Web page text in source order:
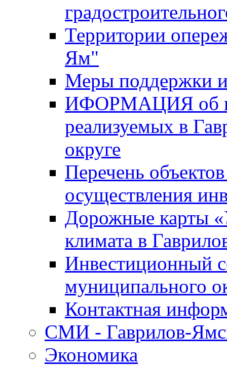
Территории
Ям"
Меры поддержки
ИФОРМАЦИЯ об
реализуемых в
округе
Перечень
осуществления
Дорожные карты
климата в
Инвестиционный
муниципального
Контактная
СМИ - Гаврилов-
Экономика